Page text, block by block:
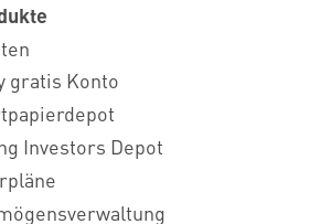
gratis Konto
Investors Depot